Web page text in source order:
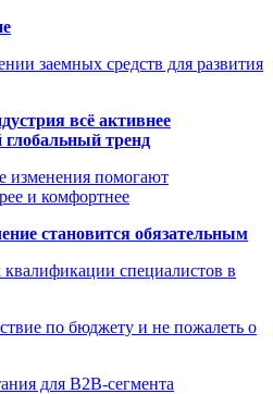
заемных средств для развития
всё активнее
тренд
изменения помогают
и комфортнее
становится обязательным
специалистов в
по бюджету и не пожалеть о
для B2B-сегмента